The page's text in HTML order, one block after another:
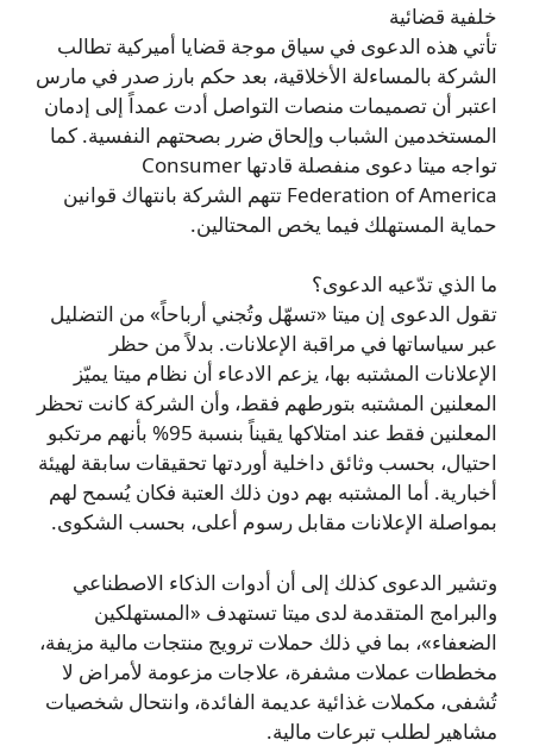
خلفية قضائية
تأتي هذه الدعوى في سياق موجة قضايا أميركية تطالب
الشركة بالمساءلة الأخلاقية، بعد حكم بارز صدر في مارس
اعتبر أن تصميمات منصات التواصل أدت عمداً إلى إدمان
المستخدمين الشباب وإلحاق ضرر بصحتهم النفسية. كما
تواجه ميتا دعوى منفصلة قادتها Consumer
Federation of America تتهم الشركة بانتهاك قوانين
حماية المستهلك فيما يخص المحتالين.
ما الذي تدّعيه الدعوى؟
تقول الدعوى إن ميتا «تسهّل وتُجني أرباحاً» من التضليل
عبر سياساتها في مراقبة الإعلانات. بدلاً من حظر
الإعلانات المشتبه بها، يزعم الادعاء أن نظام ميتا يميّز
المعلنين المشتبه بتورطهم فقط، وأن الشركة كانت تحظر
المعلنين فقط عند امتلاكها يقيناً بنسبة 95% بأنهم مرتكبو
احتيال، بحسب وثائق داخلية أوردتها تحقيقات سابقة لهيئة
أخبارية. أما المشتبه بهم دون ذلك العتبة فكان يُسمح لهم
بمواصلة الإعلانات مقابل رسوم أعلى، بحسب الشكوى.
وتشير الدعوى كذلك إلى أن أدوات الذكاء الاصطناعي
والبرامج المتقدمة لدى ميتا تستهدف «المستهلكين
الضعفاء»، بما في ذلك حملات ترويج منتجات مالية مزيفة،
مخططات عملات مشفرة، علاجات مزعومة لأمراض لا
تُشفى، مكملات غذائية عديمة الفائدة، وانتحال شخصيات
مشاهير لطلب تبرعات مالية.